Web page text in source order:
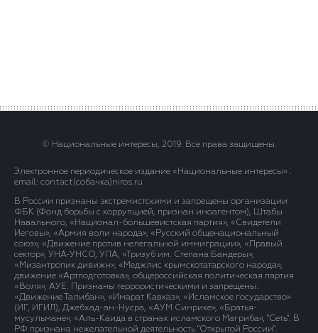
© Национальные интересы, 2019. Все права защищены.
Электронное периодическое издание «Национальные интересы» .
email: contact(сoбaчка)niros.ru
В России признаны экстремистскими и запрещены организации
ФБК (Фонд борьбы с коррупцией, признан иноагентом), Штабы
Навального, «Национал-большевистская партия», «Свидетели
Иеговы», «Армия воли народа», «Русский общенациональный
союз», «Движение против нелегальной иммиграции», «Правый
сектор», УНА-УНСО, УПА, «Тризуб им. Степана Бандеры»,
«Мизантропик дивижн», «Меджлис крымскотатарского народа»,
движение «Артподготовка», общероссийская политическая партия
«Воля», АУЕ. Признаны террористическими и запрещены:
«Движение Талибан», «Имарат Кавказ», «Исламское государство»
(ИГ, ИГИЛ), Джебхад-ан-Нусра, «АУМ Синрике», «Братья-
мусульмане», «Аль-Каида в странах исламского Магриба», "Сеть". В
РФ признана нежелательной деятельность "Открытой России".